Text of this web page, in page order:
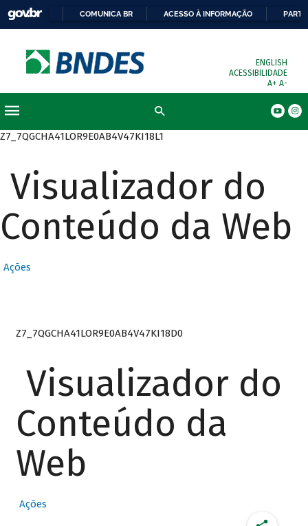
COMUNICA BR ACESSO À INFORMAÇÃO
ENGLISH
ACESSIBILIDADE
A+ A-
Z7_7QGCHA41LOR9E0AB4V47KI18L1
Visualizador do
Conteúdo da Web
Ações
Z7_7QGCHA41LOR9E0AB4V47KI18D0
Visualizador do
Conteúdo da
Web
Ações